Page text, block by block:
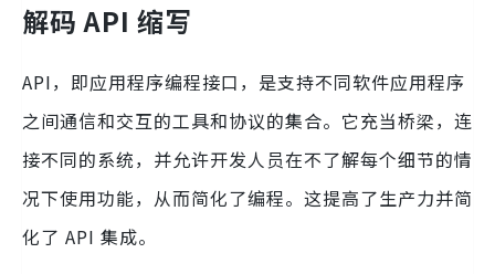
解码 API 缩写
API，即应用程序编程接口，是支持不同软件应用程序
之间通信和交互的工具和协议的集合。它充当桥梁，连
接不同的系统，并允许开发人员在不了解每个细节的情
况下使用功能，从而简化了编程。这提高了生产力并简
化了 API 集成。